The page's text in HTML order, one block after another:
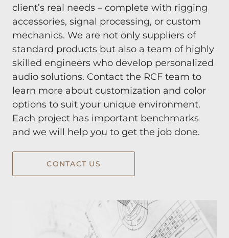
client’s real needs – complete with rigging
accessories, signal processing, or custom
mechanics. We are not only suppliers of
standard products but also a team of highly
skilled engineers who develop personalized
audio solutions. Contact the RCF team to
learn more about customization and color
options to suit your unique environment.
Each project has important benchmarks
and we will help you to get the job done.
CONTACT US